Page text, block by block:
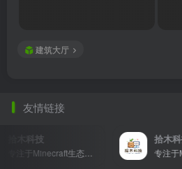
建筑大厅
友情链接
拾木科技
专注于Minecraft生态建设
拾木科